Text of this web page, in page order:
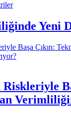
Yeni